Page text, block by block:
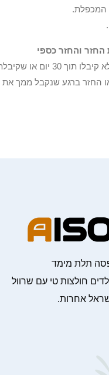
המכפלת.
הפריטים שלך
החזר ברגע שנקבל ממך את
תלת מימד
חולצות טי עם שרוול
אחרות.